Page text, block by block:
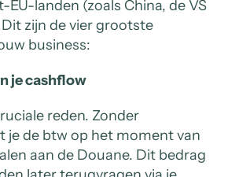
landen (zoals China, de VS
zijn de vier grootste
business:
je cashflow
reden. Zonder
je de btw op het moment van
aan de Douane. Dit bedrag